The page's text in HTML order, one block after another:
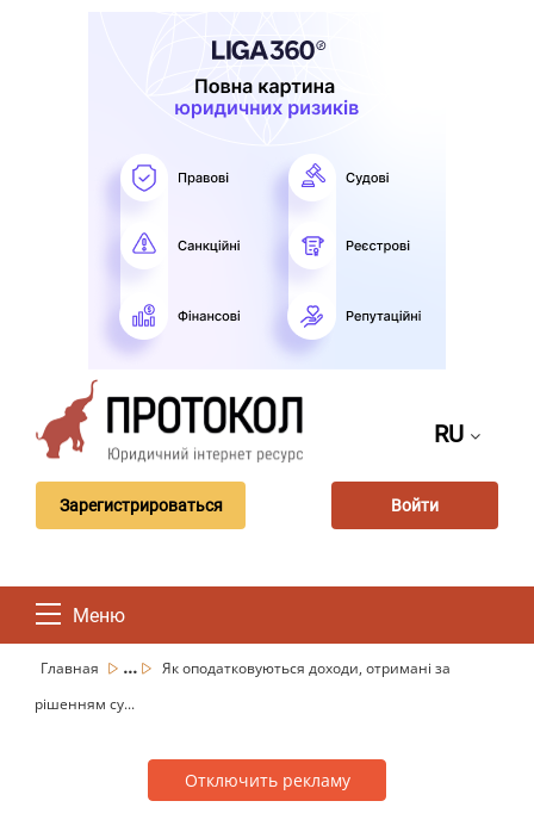
RU
Зарегистрироваться Войти
Меню
Главная ...
Як оподатковуються доходи, отримані за
рішенням су...
Отключить рекламу